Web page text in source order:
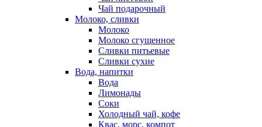
Чай подарочный
Молоко, сливки
Молоко
Молоко сгущенное
Сливки питьевые
Сливки сухие
Вода, напитки
Вода
Лимонады
Соки
Холодный чай, кофе
Квас, морс, компот